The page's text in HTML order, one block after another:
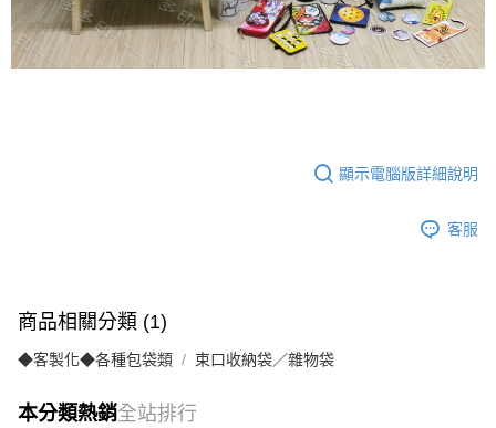
顯示電腦版詳細說明
客服
商品相關分類 (1)
◆客製化◆各種包袋類 束口收納袋／雜物袋
本分類熱銷全站排行